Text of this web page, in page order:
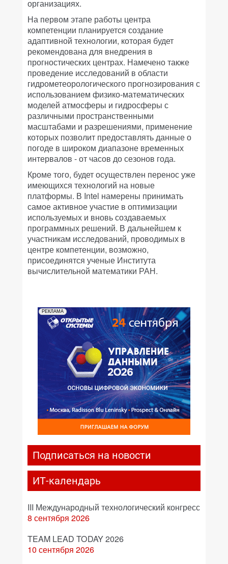
организациях.
На первом этапе работы центра
компетенции планируется создание
адаптивной технологии, которая будет
рекомендована для внедрения в
прогностических центрах. Намечено также
проведение исследований в области
гидрометеорологического прогнозирования с
использованием физико-математических
моделей атмосферы и гидросферы с
различными пространственными
масштабами и разрешениями, применение
которых позволит предоставлять данные о
погоде в широком диапазоне временных
интервалов - от часов до сезонов года.
Кроме того, будет осуществлен перенос уже
имеющихся технологий на новые
платформы. В Intel намерены принимать
самое активное участие в оптимизации
используемых и вновь создаваемых
программных решений. В дальнейшем к
участникам исследований, проводимых в
центре компетенции, возможно,
присоединятся ученые Института
вычислительной математики РАН.
РЕКЛАМА
Подписаться на новости
ИТ-календарь
III Международный технологический конгресс
8 сентября 2026
TEAM LEAD TODAY 2026
10 сентября 2026